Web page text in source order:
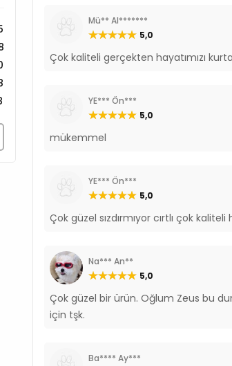
Mü** Al*******
5,0
Çok kaliteli gerçekten hayatımızı
YE*** Ön***
5,0
mükemmel
YE*** Ön***
5,0
Çok güzel sızdırmıyor cırtlı çok
Na*** An**
5,0
Çok güzel bir ürün. Oğlum Zeus bu
için tşk.
Ba**** Ay***